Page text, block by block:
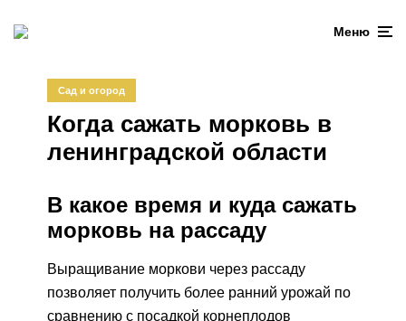
Меню
Сад и огород
Когда сажать морковь в
ленинградской области
В какое время и куда сажать
морковь на рассаду
Выращивание моркови через рассаду
позволяет получить более ранний урожай по
сравнению с посадкой корнеплодов